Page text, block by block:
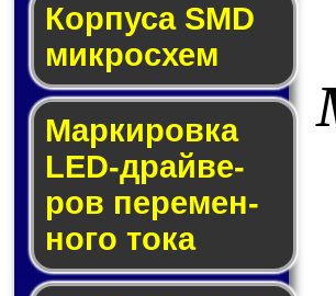
Корпуса SMD
мик­ро­схем
Маркировка
LED-драй­ве­
ров пе­ре­мен­
но­го то­ка